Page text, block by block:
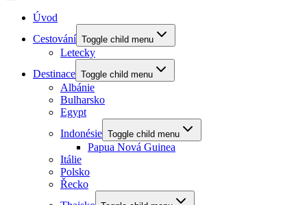
Úvod
Cestování Toggle child menu
Letecky
Destinace Toggle child menu
Albánie
Bulharsko
Egypt
Indonésie Toggle child menu
Papua Nová Guinea
Itálie
Polsko
Řecko